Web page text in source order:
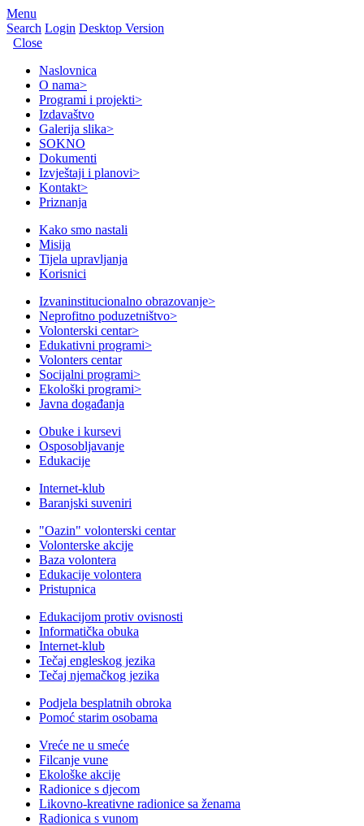
Menu
Search Login Desktop Version
Close
Naslovnica
O nama>
Programi i projekti>
Izdavaštvo
Galerija slika>
SOKNO
Dokumenti
Izvještaji i planovi>
Kontakt>
Priznanja
Kako smo nastali
Misija
Tijela upravljanja
Korisnici
Izvaninstitucionalno obrazovanje>
Neprofitno poduzetništvo>
Volonterski centar>
Edukativni programi>
Volonters centar
Socijalni programi>
Ekološki programi>
Javna događanja
Obuke i kursevi
Osposobljavanje
Edukacije
Internet-klub
Baranjski suveniri
"Oazin" volonterski centar
Volonterske akcije
Baza volontera
Edukacije volontera
Pristupnica
Edukacijom protiv ovisnosti
Informatička obuka
Internet-klub
Tečaj engleskog jezika
Tečaj njemačkog jezika
Podjela besplatnih obroka
Pomoć starim osobama
Vreće ne u smeće
Filcanje vune
Ekološke akcije
Radionice s djecom
Likovno-kreativne radionice sa ženama
Radionica s vunom